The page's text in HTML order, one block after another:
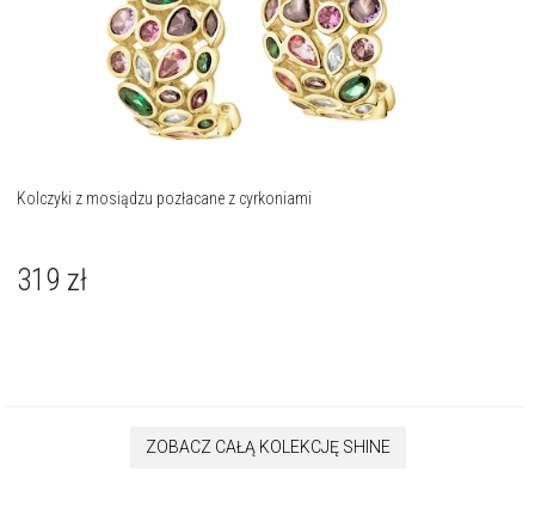
Kolczyki z mosiądzu pozłacane z cyrkoniami
319 zł
ZOBACZ CAŁĄ KOLEKCJĘ SHINE